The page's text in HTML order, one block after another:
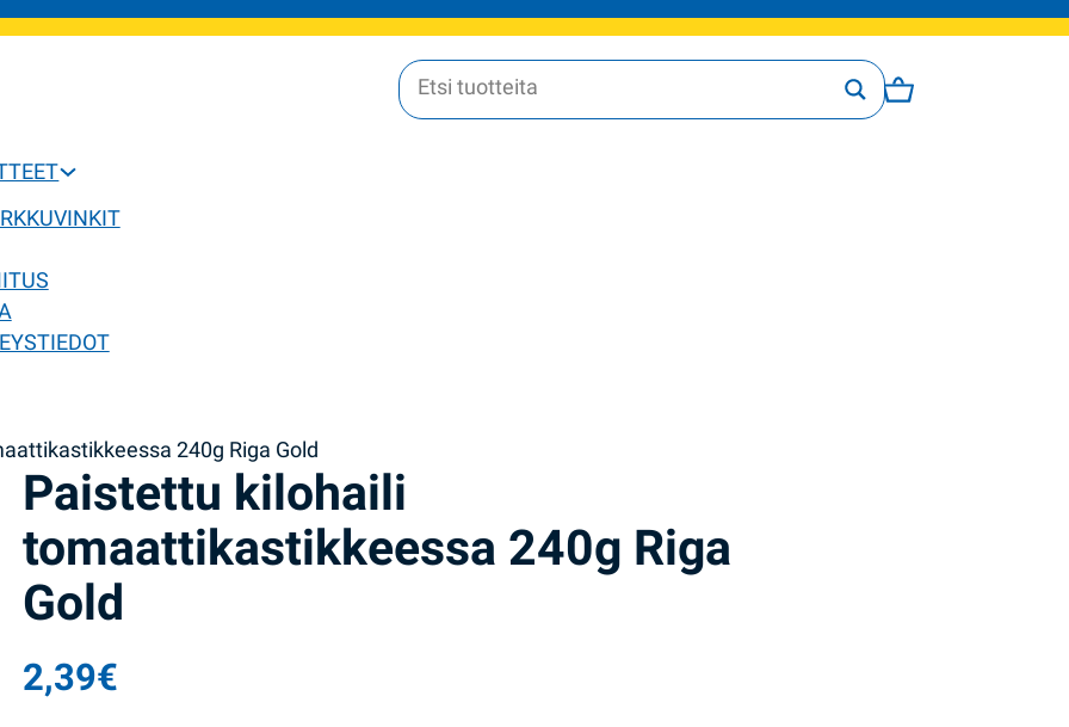
240g Riga Gold
Paistettu kilohaili
tomaattikastikkeessa 240g Riga
Gold
2,39€